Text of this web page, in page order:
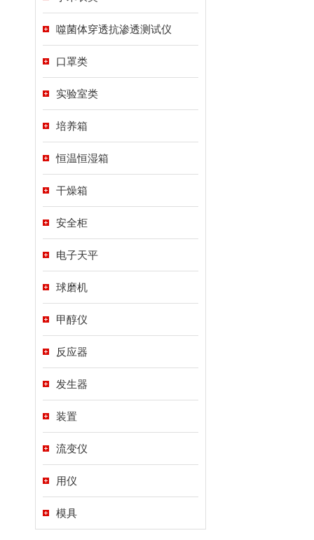
噬菌体穿透抗渗透测试仪
口罩类
实验室类
培养箱
恒温恒湿箱
干燥箱
安全柜
电子天平
球磨机
甲醇仪
反应器
发生器
装置
流变仪
用仪
模具